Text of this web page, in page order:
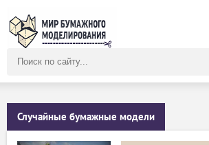
сайту
Случайные бумажные модели